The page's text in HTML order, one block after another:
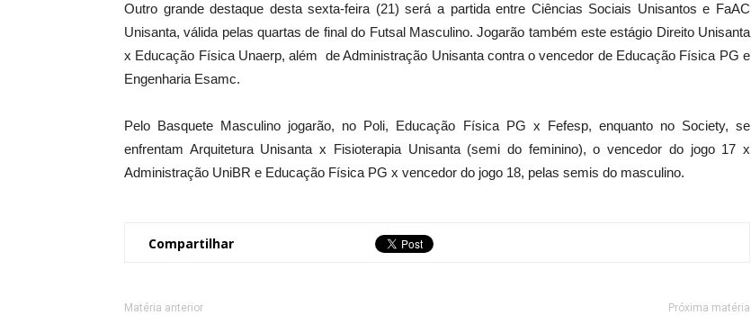
Outro grande destaque desta sexta-feira (21) será a partida entre Ciências Sociais Unisantos e FaAC
Unisanta, válida pelas quartas de final do Futsal Masculino. Jogarão também este estágio Direito Unisanta
x Educação Física Unaerp, além de Administração Unisanta contra o vencedor de Educação Física PG e
Engenharia Esamc.
Pelo Basquete Masculino jogarão, no Poli, Educação Física PG x Fefesp, enquanto no Society, se
enfrentam Arquitetura Unisanta x Fisioterapia Unisanta (semi do feminino), o vencedor do jogo 17 x
Administração UniBR e Educação Física PG x vencedor do jogo 18, pelas semis do masculino.
Compartilhar
Matéria anterior Próxima matéria